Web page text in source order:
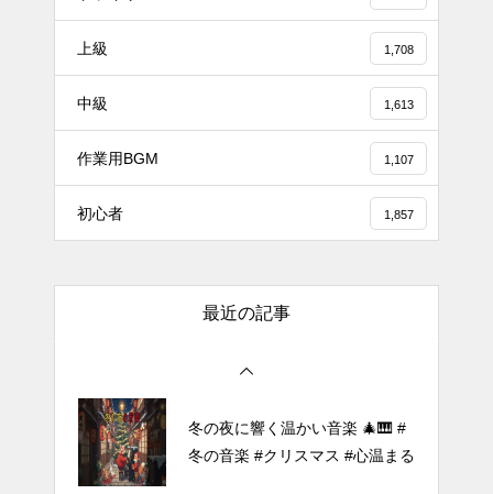
上級 1,708
中級 1,613
作業用BGM 1,107
初心者 1,857
最近の記事
#tiktok #shorts #shortsdaily #sh
ortsdance #shirose #磁石 #white
jam #ピアノ初心者 #ピアノレッ
【転生悪女の黒歴史OP】ピアノ
で「Black Flame」弾いてみた
（中～上級）【The Dark History
ほぼ日1フレーズ THE BLUE H
冬の夜に響く温かい音楽 🎄🎹 #
冬の音楽 #クリスマス #心温まる